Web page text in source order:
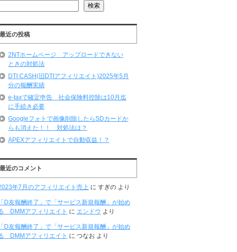
検索
最近の投稿
2NTホームページ アップロードできない
ときの対処法
DTI CASH(旧DTIアフィリエイト)2025年5月
分の報酬実績
e-taxで確定申告 社会保険料控除は10月迄
に手続き必要
Googleフォトで画像削除したらSDカードか
らも消えた！！ 対処法は？
APEXアフィリエイトで自動収益！？
最近のコメント
年7月のアフィリエイト売上に すぎのより
「D友報酬終了」で「サービス新規報酬」が始め
DMMアフィリエイト に エンドウ より
「D友報酬終了」で「サービス新規報酬」が始め
DMMアフィリエイト に つなお より